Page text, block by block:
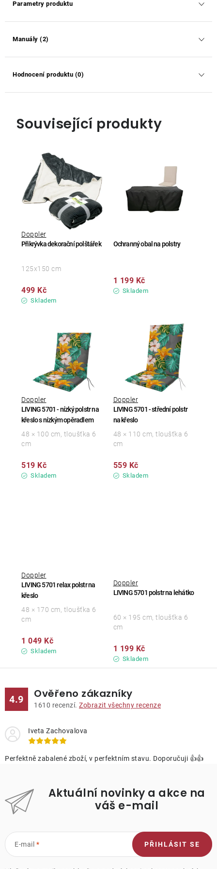
Parametry produktu
Manuály (2)
Hodnocení produktu (0)
Související produkty
Přikrývka dekorační polštářek
Doppler
Skladem
499 Kč
125x150 cm
Ochranný obal na polstry
Skladem
1 199 Kč
LIVING 5701 - nízký polstr na
křeslo s nízkým opěradlem
Doppler
Skladem
519 Kč
48 × 100 cm, tloušťka 6
cm
LIVING 5701 - střední polstr
na křeslo
Doppler
Skladem
559 Kč
48 × 110 cm, tloušťka 6
cm
LIVING 5701 relax polstr na
křeslo
Doppler
Skladem
1 049 Kč
48 × 170 cm, tloušťka 6
cm
LIVING 5701 polstr na lehátko
Doppler
Skladem
1 199 Kč
60 × 195 cm, tloušťka 6
cm
4.9 Ověřeno zákazníky
1610 recenzí. Zobrazit všechny recenze
Iveta Zachovalova
Perfektně zabalené zboží, v perfektním stavu. Doporučuji 👍👍
Aktuální novinky a akce na
váš e-mail
E-mail PŘIHLÁSIT SE